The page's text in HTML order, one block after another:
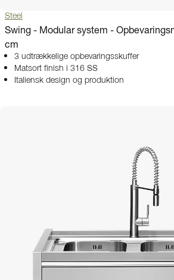
Steel
Swing - Modular system -
cm
3 udtrækkelige opbevaringsskuffer
Matsort finish i 316 SS
Italiensk design og produktion